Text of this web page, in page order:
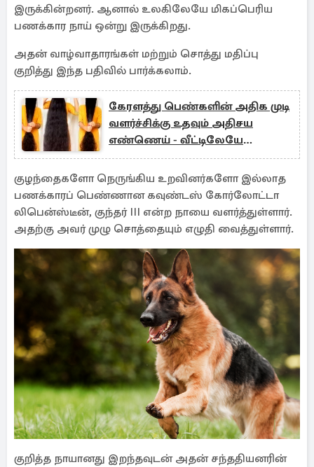
இருக்கின்றனர். ஆனால் உலகிலேயே மிகப்பெரிய
பணக்கார நாய் ஒன்று இருக்கிறது.
அதன் வாழ்வாதாரங்கள் மற்றும் சொத்து மதிப்பு
குறித்து இந்த பதிவில் பார்க்கலாம்.
கேரளத்து பெண்களின் அதிக முடி
வளர்ச்சிக்கு உதவும் அதிசய
எண்ணெய் - வீட்டிலேயே
செய்வது எப்படி?
குழந்தைகளோ நெருங்கிய உறவினர்களோ இல்லாத
பணக்காரப் பெண்ணான கவுண்டஸ் கோர்லோட்டா
லிபென்ஸ்டீன், குந்தர் III என்ற நாயை வளர்த்துள்ளார்.
அதற்கு அவர் முழு சொத்தையும் எழுதி வைத்துள்ளார்.
குறித்த நாயானது இறந்தவுடன் அதன் சந்ததியனரின்